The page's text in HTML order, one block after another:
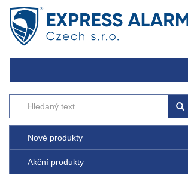
Nové produkty
Akční produkty